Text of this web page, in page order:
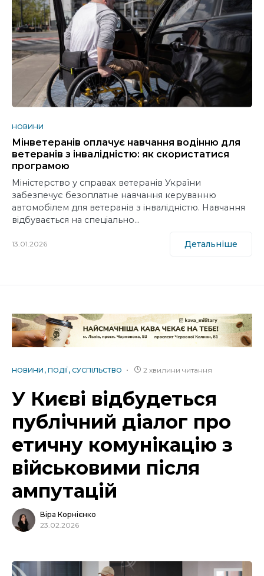
НОВИНИ
Мінветеранів оплачує навчання водінню для
ветеранів з інвалідністю: як скористатися
програмою
Міністерство у справах ветеранів України
забезпечує безоплатне навчання керуванню
автомобілем для ветеранів з інвалідністю. Навчання
відбувається на спеціально…
13.01.2026 Детальніше
НОВИНИ ПОДІЇ СУСПІЛЬСТВО 2 хвилини читання
У Києві відбудеться
публічний діалог про
етичну комунікацію з
військовими після
ампутацій
Віра Корнієнко
23.02.2026